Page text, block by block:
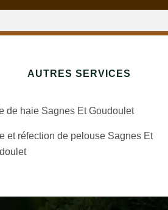
AUTRES SERVICES
de haie Sagnes Et Goudoulet
réfection de pelouse Sagnes Et